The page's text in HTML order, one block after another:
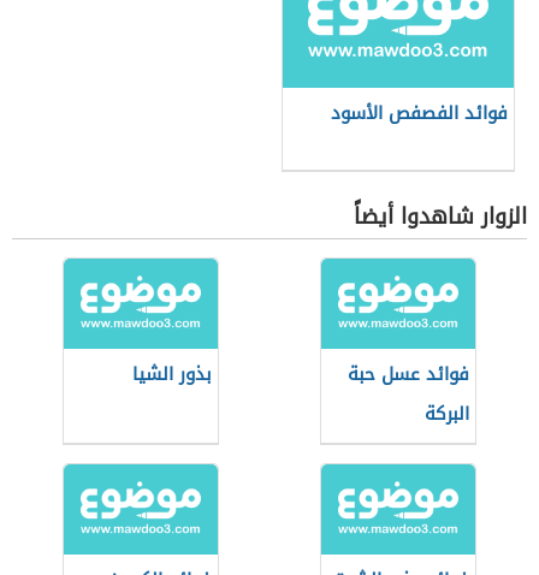
فوائد الفصفص الأسود
الزوار شاهدوا أيضاً
فوائد عسل حبة
البركة
بذور الشيا